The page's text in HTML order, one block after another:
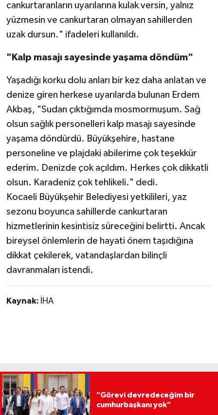
cankurtaranların uyarılarına kulak versin, yalnız
yüzmesin ve cankurtaran olmayan sahillerden
uzak dursun." ifadeleri kullanıldı.
"Kalp masajı sayesinde yaşama döndüm"
Yaşadığı korku dolu anları bir kez daha anlatan ve
denize giren herkese uyarılarda bulunan Erdem
Akbaş, "Sudan çıktığımda mosmormuşum. Sağ
olsun sağlık personelleri kalp masajı sayesinde
yaşama döndürdü. Büyükşehire, hastane
personeline ve plajdaki abilerime çok teşekkür
ederim. Denizde çok açıldım. Herkes çok dikkatli
olsun. Karadeniz çok tehlikeli." dedi.
Kocaeli Büyükşehir Belediyesi yetkilileri, yaz
sezonu boyunca sahillerde cankurtaran
hizmetlerinin kesintisiz süreceğini belirtti. Ancak
bireysel önlemlerin de hayati önem taşıdığına
dikkat çekilerek, vatandaşlardan bilinçli
davranmaları istendi.
Kaynak: İHA
"Görevi devredeceğim bir
cumhurbaşkanı yok"